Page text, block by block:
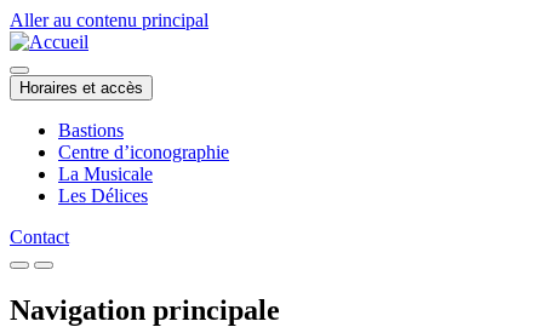
Aller au contenu principal
Horaires et accès
Bastions
Centre d’iconographie
La Musicale
Les Délices
Contact
Navigation principale